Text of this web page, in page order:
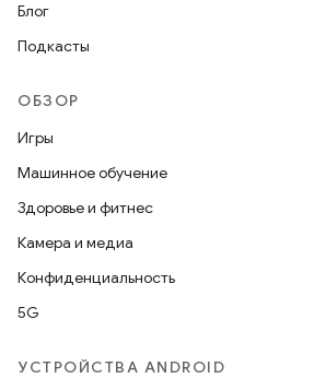
Блог
Подкасты
ОБЗОР
Игры
Машинное обучение
Здоровье и фитнес
Камера и медиа
Конфиденциальность
5G
УСТРОЙСТВА ANDROID